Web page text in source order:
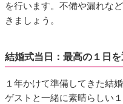
を行います。不備や漏れな
きましょう。
結婚式当日：最高の１日
１年かけて準備してきた結
ゲストと一緒に素晴らしい